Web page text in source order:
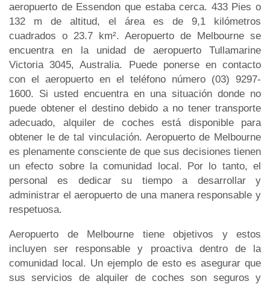
aeropuerto de Essendon que estaba cerca. 433 Pies o
132 m de altitud, el área es de 9,1 kilómetros
cuadrados o 23.7 km². Aeropuerto de Melbourne se
encuentra en la unidad de aeropuerto Tullamarine
Victoria 3045, Australia. Puede ponerse en contacto
con el aeropuerto en el teléfono número (03) 9297-
1600. Si usted encuentra en una situación donde no
puede obtener el destino debido a no tener transporte
adecuado, alquiler de coches está disponible para
obtener le de tal vinculación. Aeropuerto de Melbourne
es plenamente consciente de que sus decisiones tienen
un efecto sobre la comunidad local. Por lo tanto, el
personal es dedicar su tiempo a desarrollar y
administrar el aeropuerto de una manera responsable y
respetuosa.
Aeropuerto de Melbourne tiene objetivos y estos
incluyen ser responsable y proactiva dentro de la
comunidad local. Un ejemplo de esto es asegurar que
sus servicios de alquiler de coches son seguros y